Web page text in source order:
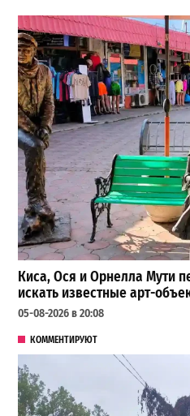
Киса, Ося и Орнелла Мути
искать известные арт-
05-08-2026 в 20:08
КОММЕНТИРУЮТ